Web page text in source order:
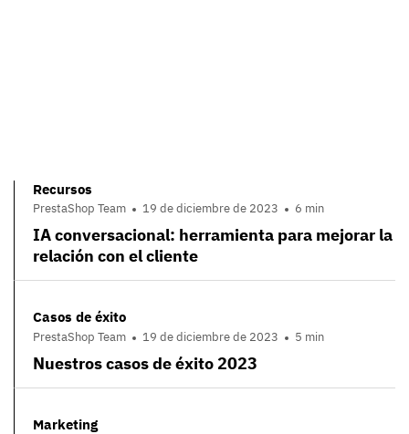
Recursos
PrestaShop Team 19 de diciembre de 2023 6 min
IA conversacional: herramienta para mejorar la
relación con el cliente
Casos de éxito
PrestaShop Team 19 de diciembre de 2023 5 min
Nuestros casos de éxito 2023
Marketing